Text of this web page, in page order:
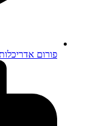
פורום